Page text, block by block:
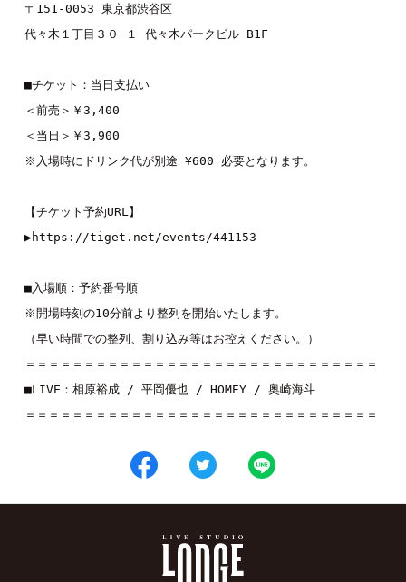
〒151-0053 東京都渋谷区
代々木１丁目３０−１ 代々木パークビル B1F
■チケット：当日支払い
＜前売＞￥3,400
＜当日＞￥3,900
※入場時にドリンク代が別途 ¥600 必要となります。
【チケット予約URL】
▶︎https://tiget.net/events/441153
■入場順：予約番号順
※開場時刻の10分前より整列を開始いたします。
（早い時間での整列、割り込み等はお控えください。）
＝＝＝＝＝＝＝＝＝＝＝＝＝＝＝＝＝＝＝＝＝＝＝＝＝＝＝＝＝＝
■LIVE： 相原裕成 / 平岡優也 / HOMEY / 奥崎海斗
＝＝＝＝＝＝＝＝＝＝＝＝＝＝＝＝＝＝＝＝＝＝＝＝＝＝＝＝＝＝